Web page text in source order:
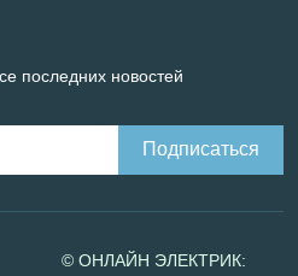
последних новостей
© ОНЛАЙН ЭЛЕКТРИК: